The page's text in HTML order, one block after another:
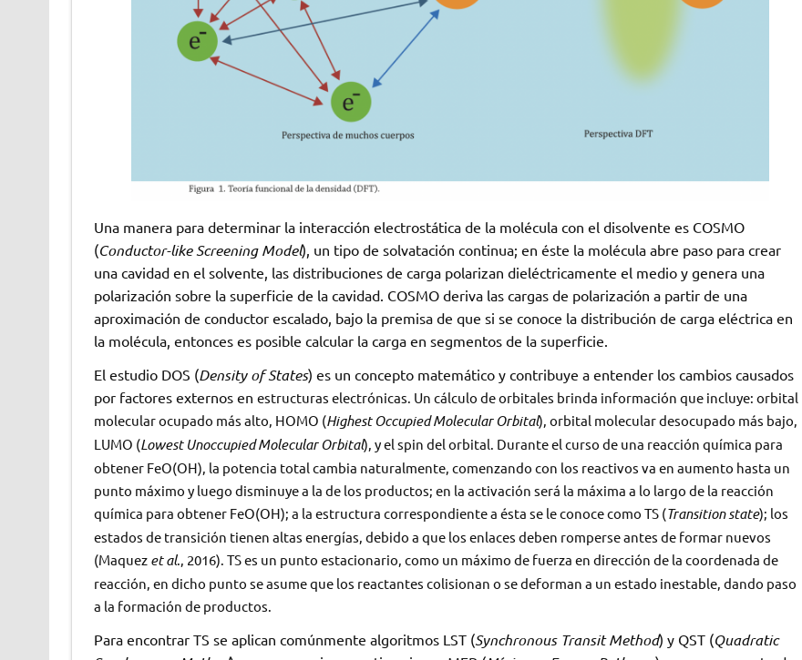
Una manera para determinar la interacción electrostática de la molécula con el disolvente es COSMO
(Conductor-like Screening Model), un tipo de solvatación continua; en éste la molécula abre paso para crear
una cavidad en el solvente, las distribuciones de carga polarizan dieléctricamente el medio y genera una
polarización sobre la superficie de la cavidad. COSMO deriva las cargas de polarización a partir de una
aproximación de conductor escalado, bajo la premisa de que si se conoce la distribución de carga eléctrica en
la molécula, entonces es posible calcular la carga en segmentos de la superficie.
El estudio DOS (Density of States) es un concepto matemático y contribuye a entender los cambios causados
por factores externos en estructuras electrónicas. Un cálculo de orbitales brinda información que incluye: orbital
molecular ocupado más alto, HOMO (Highest Occupied Molecular Orbital), orbital molecular desocupado más bajo,
LUMO (Lowest Unoccupied Molecular Orbital), y el spin del orbital. Durante el curso de una reacción química para
obtener FeO(OH), la potencia total cambia naturalmente, comenzando con los reactivos va en aumento hasta un
punto máximo y luego disminuye a la de los productos; en la activación será la máxima a lo largo de la reacción
química para obtener FeO(OH); a la estructura correspondiente a ésta se le conoce como TS (Transition state); los
estados de transición tienen altas energías, debido a que los enlaces deben romperse antes de formar nuevos
(Maquez et al., 2016). TS es un punto estacionario, como un máximo de fuerza en dirección de la coordenada de
reacción, en dicho punto se asume que los reactantes colisionan o se deforman a un estado inestable, dando paso
a la formación de productos.
Para encontrar TS se aplican comúnmente algoritmos LST (Synchronous Transit Method) y QST (Quadratic